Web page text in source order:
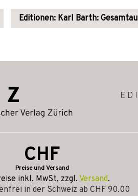
Editionen: Karl Barth:
CHF
Preise und Versand
inkl. MwSt, zzgl. Versand.
in der Schweiz ab CHF 90.00